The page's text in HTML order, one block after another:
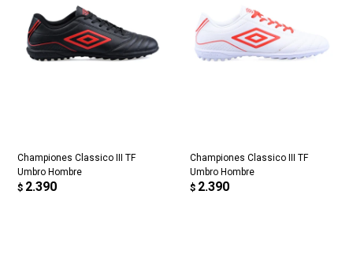
Championes Classico III TF
Umbro Hombre
$ 2.390
Championes Classico III TF
Umbro Hombre
$ 2.390